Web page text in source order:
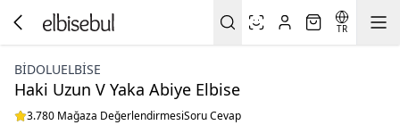
TR
BIDOLUELBISE
Haki Uzun V Yaka Abiye Elbise
3.780 Mağaza DeğerlendirmesiSoru Cevap